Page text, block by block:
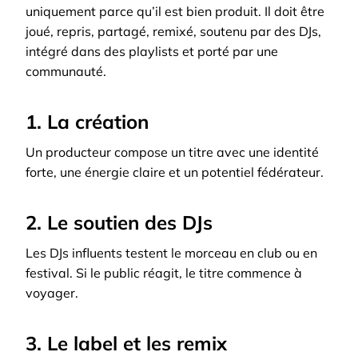
uniquement parce qu’il est bien produit. Il doit être
joué, repris, partagé, remixé, soutenu par des DJs,
intégré dans des playlists et porté par une
communauté.
1. La création
Un producteur compose un titre avec une identité
forte, une énergie claire et un potentiel fédérateur.
2. Le soutien des DJs
Les DJs influents testent le morceau en club ou en
festival. Si le public réagit, le titre commence à
voyager.
3. Le label et les remix